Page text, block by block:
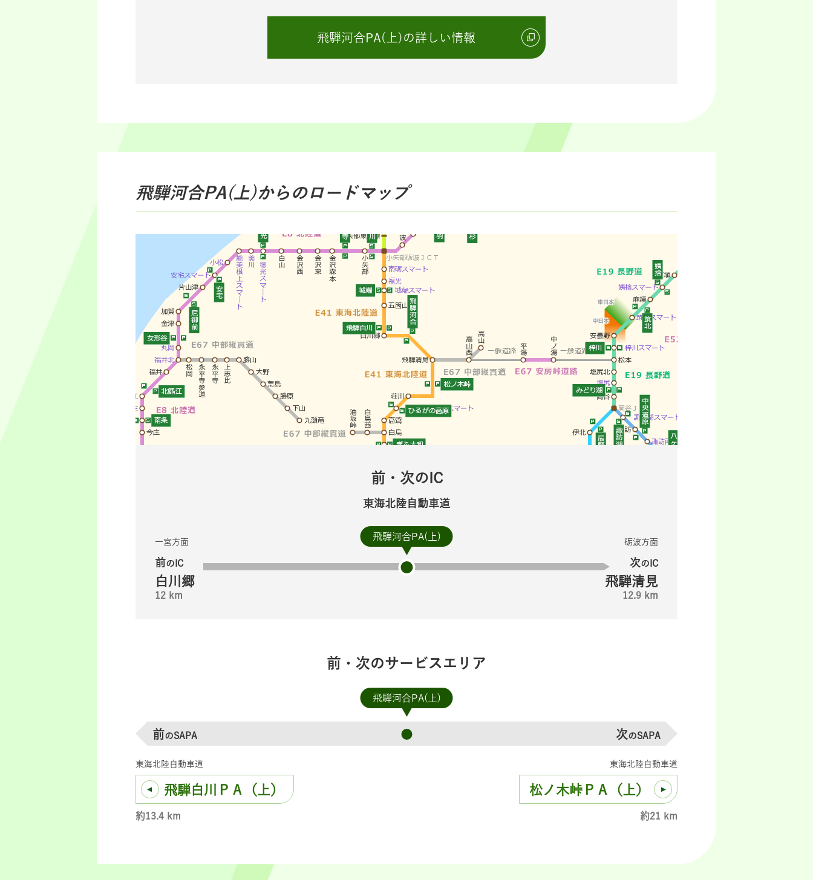
飛騨河合PA(上)の詳しい情報
飛騨河合PA(上)からのロードマップ
前・次のIC
東海北陸自動車道
飛騨河合PA(上)
一宮方面
前のIC
白川郷
12 km
砺波方面
次のIC
飛騨清見
12.9 km
前・次のサービスエリア
飛騨河合PA(上)
前のSAPA 次のSAPA
東海北陸自動車道
飛騨白川ＰＡ（上）
約13.4 km
東海北陸自動車道
松ノ木峠ＰＡ（上）
約21 km